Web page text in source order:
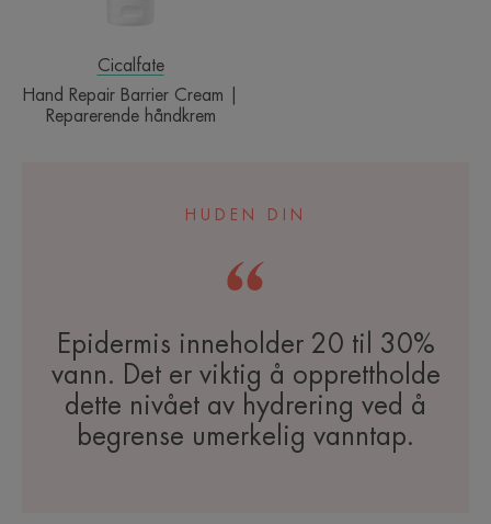
Cicalfate
Hand Repair Barrier Cream |
Reparerende håndkrem
HUDEN DIN
Epidermis inneholder 20 til 30%
vann. Det er viktig å opprettholde
dette nivået av hydrering ved å
begrense umerkelig vanntap.